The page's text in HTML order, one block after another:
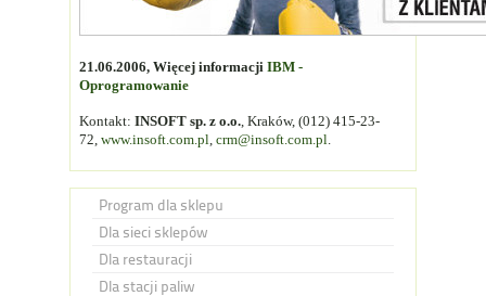
21.06.2006, Więcej informacji IBM -
Oprogramowanie
Kontakt: INSOFT sp. z o.o., Kraków, (012) 415-23-
72, www.insoft.com.pl, crm@insoft.com.pl.
Program dla sklepu
Dla sieci sklepów
Dla restauracji
Dla stacji paliw